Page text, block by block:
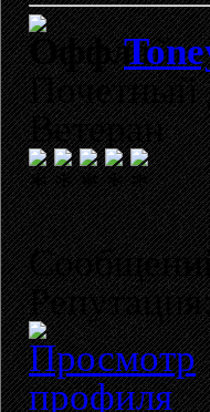
Почетный
Ветеран